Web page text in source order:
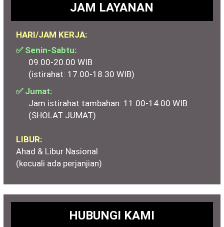
JAM LAYANAN
HARI/JAM KERJA:
✅ Senin-Sabtu:
09.00-20.00 WIB
(istirahat: 17.00-18.30 WIB)
✅ Jumat:
Jam istirahat tambahan: 11.00-14.00 WIB
(SHOLAT JUMAT)
LIBUR:
Ahad & Libur Nasional
(kecuali ada perjanjian)
HUBUNGI KAMI